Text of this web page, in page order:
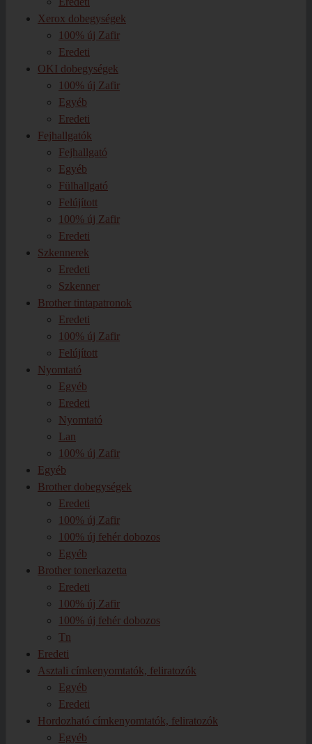
Xerox dobegységek
100% új Zafir
Eredeti
OKI dobegységek
100% új Zafir
Egyéb
Eredeti
Fejhallgatók
Fejhallgató
Egyéb
Fülhallgató
Felújított
100% új Zafir
Eredeti
Szkennerek
Eredeti
Szkenner
Brother tintapatronok
Eredeti
100% új Zafir
Felújított
Nyomtató
Egyéb
Eredeti
Nyomtató
Lan
100% új Zafir
Egyéb
Brother dobegységek
Eredeti
100% új Zafir
100% új fehér dobozos
Egyéb
Brother tonerkazetta
Eredeti
100% új Zafir
100% új fehér dobozos
Tn
Eredeti
Asztali címkenyomtatók, feliratozók
Egyéb
Eredeti
Hordozható címkenyomtatók, feliratozók
Egyéb